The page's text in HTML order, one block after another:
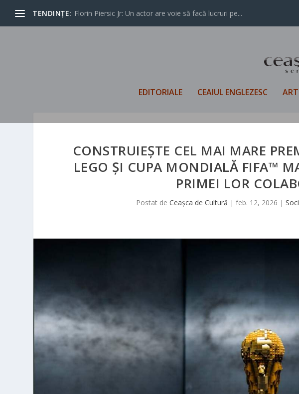
TENDINȚE: Florin Piersic Jr: Un actor are voie să facă lucruri pe...
EDITORIALE CEAIUL ENGLEZESC
CONSTRUIEȘTE CEL MAI MARE
LEGO ȘI CUPA MONDIALĂ FIFA™
PRIMEI LOR
Postat deCeașca de Cultură |feb. 12, 2026 |